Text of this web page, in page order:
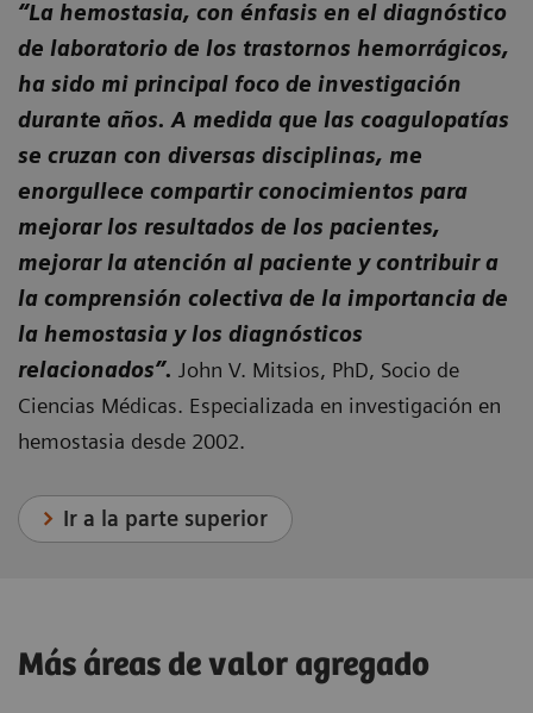
“La hemostasia, con énfasis en el diagnóstico
de laboratorio de los trastornos hemorrágicos,
ha sido mi principal foco de investigación
durante años. A medida que las coagulopatías
se cruzan con diversas disciplinas, me
enorgullece compartir conocimientos para
mejorar los resultados de los pacientes,
mejorar la atención al paciente y contribuir a
la comprensión colectiva de la importancia de
la hemostasia y los diagnósticos
relacionados”. John V. Mitsios, PhD, Socio de
Ciencias Médicas. Especializada en investigación en
hemostasia desde 2002.
Ir a la parte superior
Más áreas de valor agregado